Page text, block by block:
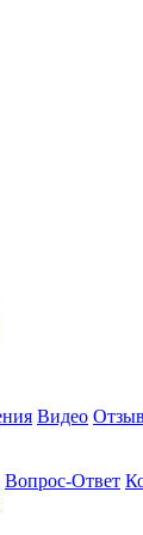
Видео
Вопрос-Ответ